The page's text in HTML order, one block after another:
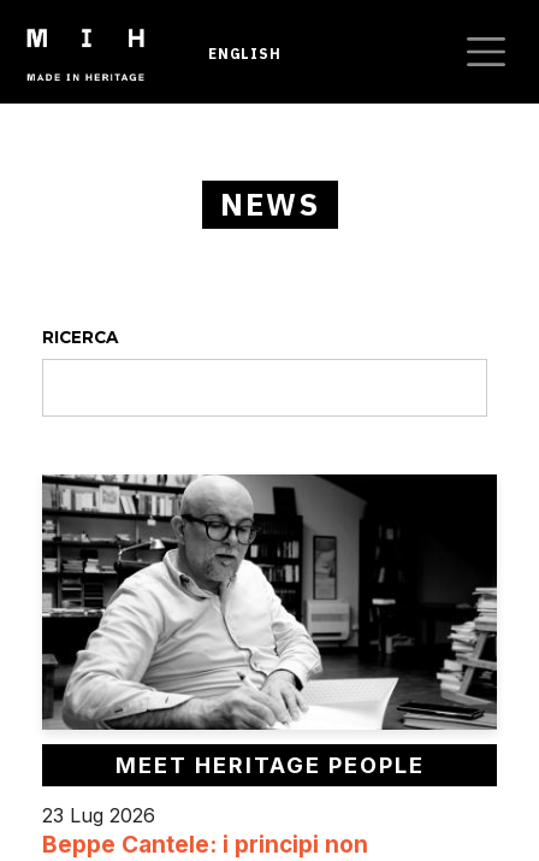
ENGLISH
Briciole di pane
NEWS
RICERCA
MEET HERITAGE PEOPLE
23 Lug 2026
Beppe Cantele: i principi non